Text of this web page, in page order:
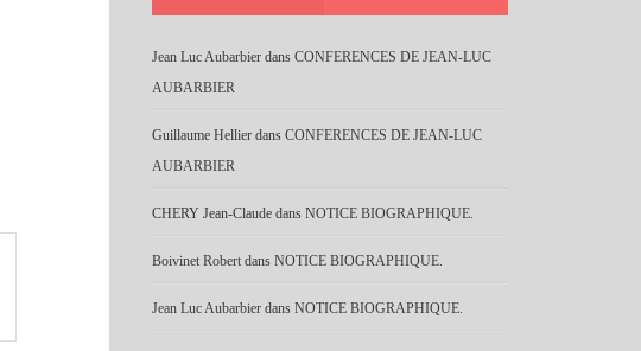
Jean Luc Aubarbier dans CONFERENCES DE JEAN-LUC
AUBARBIER
Guillaume Hellier dans CONFERENCES DE JEAN-LUC
AUBARBIER
CHERY Jean-Claude dans NOTICE BIOGRAPHIQUE.
Boivinet Robert dans NOTICE BIOGRAPHIQUE.
Jean Luc Aubarbier dans NOTICE BIOGRAPHIQUE.